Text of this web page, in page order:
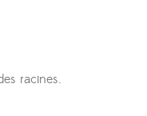
racines.